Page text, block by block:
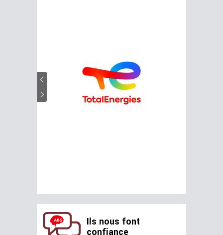
Ils nous font
confiance